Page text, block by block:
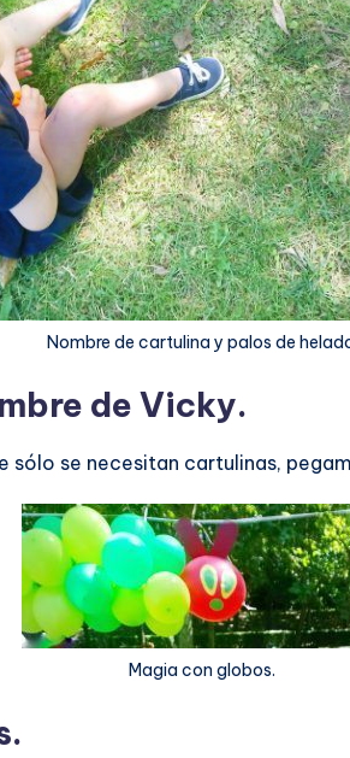
Nombre de cartulina y palos de
de Vicky.
sólo se necesitan cartulinas,
Magia con globos.